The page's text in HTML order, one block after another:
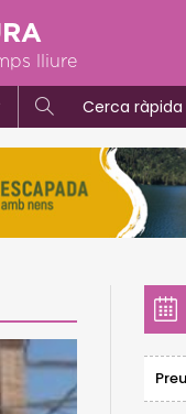
lliure
Cerca ràpida